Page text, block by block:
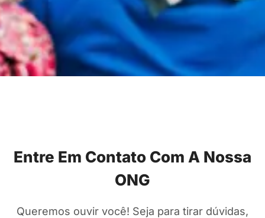
Entre Em Contato Com A Nossa
ONG
Queremos ouvir você! Seja para tirar dúvidas,